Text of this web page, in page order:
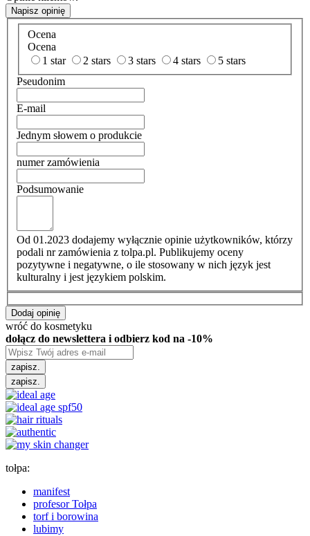
Napisz opinię
Ocena
Ocena
1 star
2 stars 3 stars 4 stars
5 stars
Pseudonim
E-mail
Jednym słowem o produkcie
numer zamówienia
Podsumowanie
Od 01.2023 dodajemy wyłącznie opinie użytkowników, którzy
podali nr zamówienia z tolpa.pl. Publikujemy oceny
pozytywne i negatywne, o ile stosowany w nich język jest
kulturalny i jest językiem polskim.
Dodaj opinię
wróć do kosmetyku
dołącz do newslettera i odbierz kod na -10%
zapisz.
zapisz.
tołpa:
manifest
profesor Tołpa
torf i borowina
lubimy